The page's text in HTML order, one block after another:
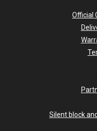
Official
Silent block